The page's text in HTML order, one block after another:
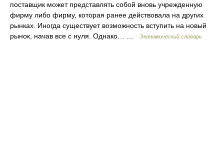
поставщик может представлять собой вновь учрежденную
фирму либо фирму, которая ранее действовала на других
рынках. Иногда существует возможность вступить на новый
рынок, начав все с нуля. Однако… …
Экономический словарь